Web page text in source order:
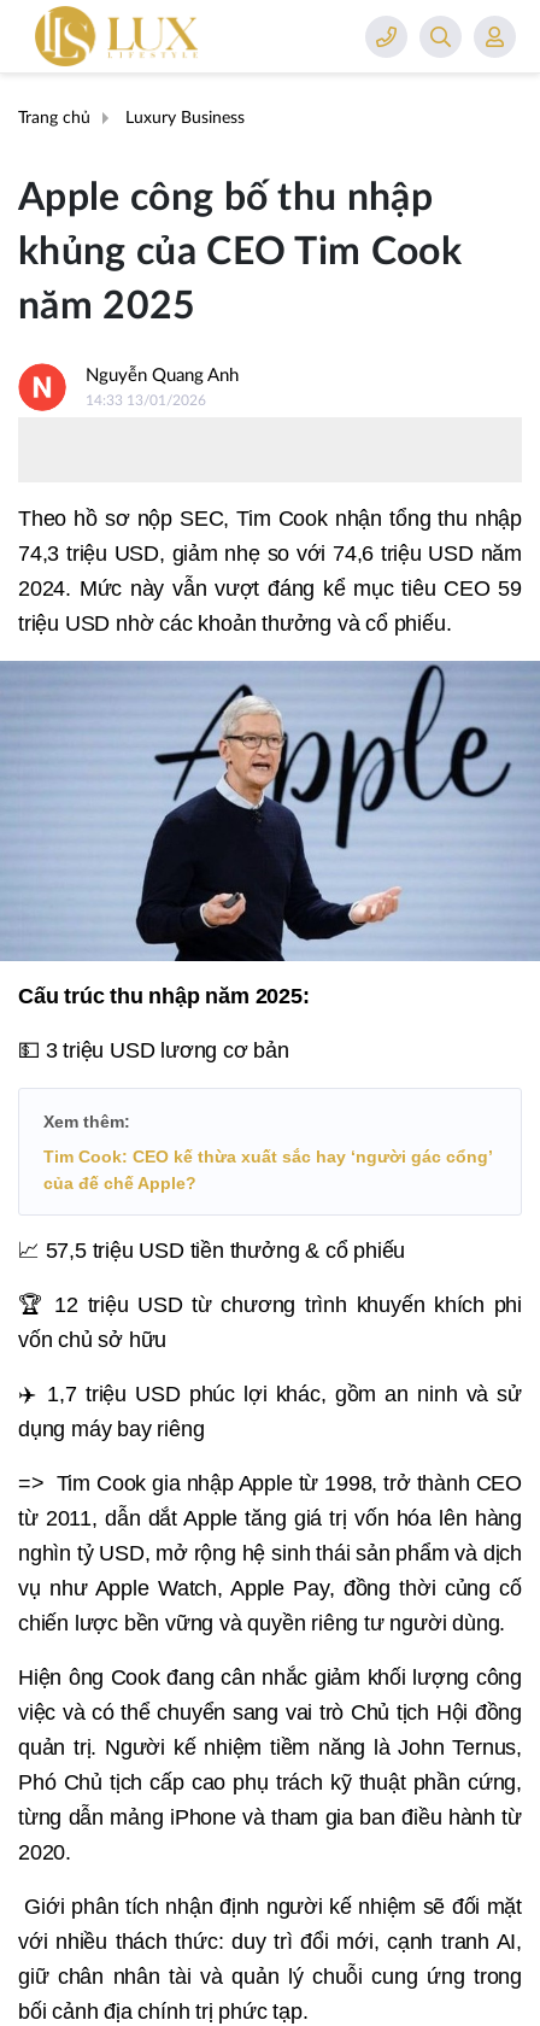
Trang chủ Luxury Business
Apple công bố thu nhập
khủng của CEO Tim Cook
năm 2025
Nguyễn Quang Anh
14:33 13/01/2026
Theo hồ sơ nộp SEC, Tim Cook nhận tổng thu nhập
74,3 triệu USD, giảm nhẹ so với 74,6 triệu USD năm
2024. Mức này vẫn vượt đáng kể mục tiêu CEO 59
triệu USD nhờ các khoản thưởng và cổ phiếu.
Cấu trúc thu nhập năm 2025:
💵 3 triệu USD lương cơ bản
Xem thêm:
Tim Cook: CEO kế thừa xuất sắc hay ‘người gác cổng’
của đế chế Apple?
📈 57,5 triệu USD tiền thưởng & cổ phiếu
🏆 12 triệu USD từ chương trình khuyến khích phi
vốn chủ sở hữu
✈️ 1,7 triệu USD phúc lợi khác, gồm an ninh và sử
dụng máy bay riêng
=> Tim Cook gia nhập Apple từ 1998, trở thành CEO
từ 2011, dẫn dắt Apple tăng giá trị vốn hóa lên hàng
nghìn tỷ USD, mở rộng hệ sinh thái sản phẩm và dịch
vụ như Apple Watch, Apple Pay, đồng thời củng cố
chiến lược bền vững và quyền riêng tư người dùng.
Hiện ông Cook đang cân nhắc giảm khối lượng công
việc và có thể chuyển sang vai trò Chủ tịch Hội đồng
quản trị. Người kế nhiệm tiềm năng là John Ternus,
Phó Chủ tịch cấp cao phụ trách kỹ thuật phần cứng,
từng dẫn mảng iPhone và tham gia ban điều hành từ
2020.
Giới phân tích nhận định người kế nhiệm sẽ đối mặt
với nhiều thách thức: duy trì đổi mới, cạnh tranh AI,
giữ chân nhân tài và quản lý chuỗi cung ứng trong
bối cảnh địa chính trị phức tạp.